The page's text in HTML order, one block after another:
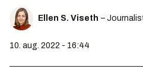
Ellen S. Viseth –
10. aug. 2022 - 16:44